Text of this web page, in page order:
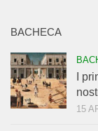
BACHECA
I
15